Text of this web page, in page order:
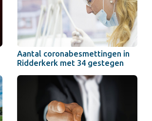
Aantal coronabesmettingen in
Ridderkerk met 34 gestegen